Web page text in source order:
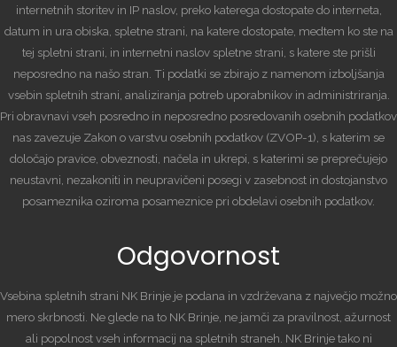
internetnih storitev in IP naslov, preko katerega dostopate do interneta,
datum in ura obiska, spletne strani, na katere dostopate, medtem ko ste na
tej spletni strani, in internetni naslov spletne strani, s katere ste prišli
neposredno na našo stran. Ti podatki se zbirajo z namenom izboljšanja
vsebin spletnih strani, analiziranja potreb uporabnikov in administriranja.
Pri obravnavi vseh posredno in neposredno posredovanih osebnih podatkov
nas zavezuje Zakon o varstvu osebnih podatkov (ZVOP-1), s katerim se
določajo pravice, obveznosti, načela in ukrepi, s katerimi se preprečujejo
neustavni, nezakoniti in neupravičeni posegi v zasebnost in dostojanstvo
posameznika oziroma posameznice pri obdelavi osebnih podatkov.
Odgovornost
Vsebina spletnih strani NK Brinje je podana in vzdrževana z največjo možno
mero skrbnosti. Ne glede na to NK Brinje, ne jamči za pravilnost, ažurnost
ali popolnost vseh informacij na spletnih straneh. NK Brinje tako ni